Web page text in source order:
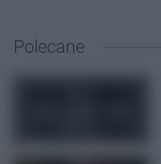
Polecane